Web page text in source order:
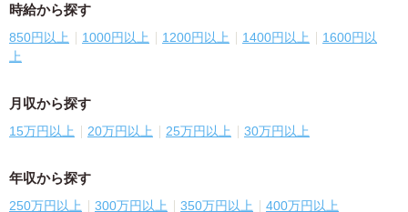
時給から探す
850円以上 1000円以上 1200円以上 1400円以上
1600円以
上
月収から探す
15万円以上 20万円以上 25万円以上 30万円以上
年収から探す
250万円以上 300万円以上 350万円以上 400万円以上